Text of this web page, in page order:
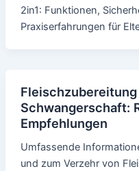
2in1: Funktionen,
Praxiserfahrungen für
Schwangerschaft:
Empfehlungen
Umfassende
und zum Verzehr von